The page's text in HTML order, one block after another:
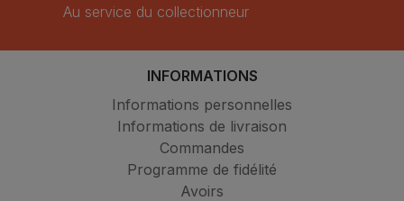
Au service du collectionneur
INFORMATIONS
Informations personnelles
Informations de livraison
Commandes
Programme de fidélité
Avoirs